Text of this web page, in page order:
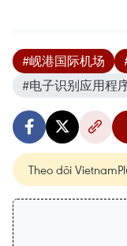
#岘港国际机场
#电子识别应用程
Theo dõi